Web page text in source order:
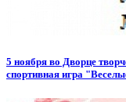
5 ноября во Дворце
спортивная игра